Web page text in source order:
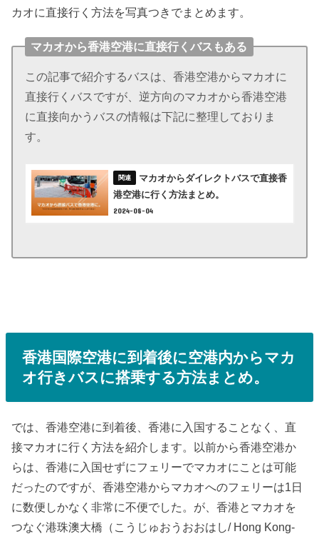
カオに直接行く方法を写真つきでまとめます。
マカオから香港空港に直接行くバスもある
この記事で紹介するバスは、香港空港からマカオに
直接行くバスですが、逆方向のマカオから香港空港
に直接向かうバスの情報は下記に整理しておりま
す。
マカオからダイレクトバスで直接香
港空港に行く方法まとめ。
2024-08-04
香港国際空港に到着後に空港内からマカ
オ行きバスに搭乗する方法まとめ。
では、香港空港に到着後、香港に入国することなく、直
接マカオに行く方法を紹介します。以前から香港空港か
らは、香港に入国せずにフェリーでマカオにことは可能
だったのですが、香港空港からマカオへのフェリーは1日
に数便しかなく非常に不便でした。が、香港とマカオを
つなぐ港珠澳大橋（こうじゅおうおおはし/ Hong Kong-